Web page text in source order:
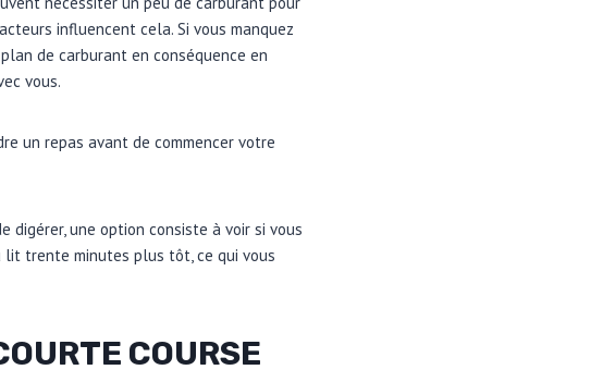
influencent cela. Si vous manquez
de carburant en conséquence en
vous.
un repas avant de commencer votre
digérer, une option consiste à voir si vous
trente minutes plus tôt, ce qui vous
COURSE